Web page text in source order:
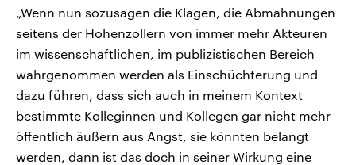
„Wenn nun sozusagen die Klagen, die Abmahnungen
seitens der Hohenzollern von immer mehr Akteuren
im wissenschaftlichen, im publizistischen Bereich
wahrgenommen werden als Einschüchterung und
dazu führen, dass sich auch in meinem Kontext
bestimmte Kolleginnen und Kollegen gar nicht mehr
öffentlich äußern aus Angst, sie könnten belangt
werden, dann ist das doch in seiner Wirkung eine